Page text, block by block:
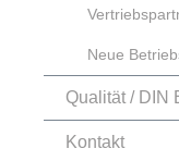
Neue
Qualität / DIN
Kontakt